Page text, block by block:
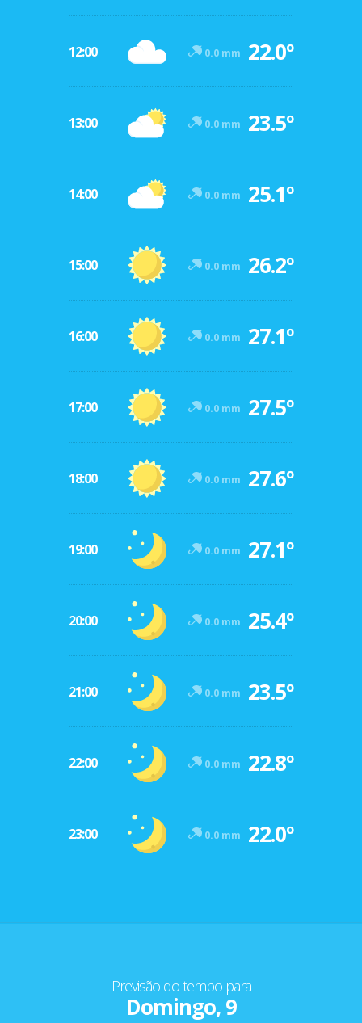
12:00 0.0 mm 22.0º
13:00 0.0 mm 23.5º
14:00 0.0 mm 25.1º
15:00 0.0 mm 26.2º
16:00 0.0 mm 27.1º
17:00 0.0 mm 27.5º
18:00 0.0 mm 27.6º
19:00 0.0 mm 27.1º
20:00 0.0 mm 25.4º
21:00 0.0 mm 23.5º
22:00 0.0 mm 22.8º
23:00 0.0 mm 22.0º
Previsão do tempo para
Domingo, 9